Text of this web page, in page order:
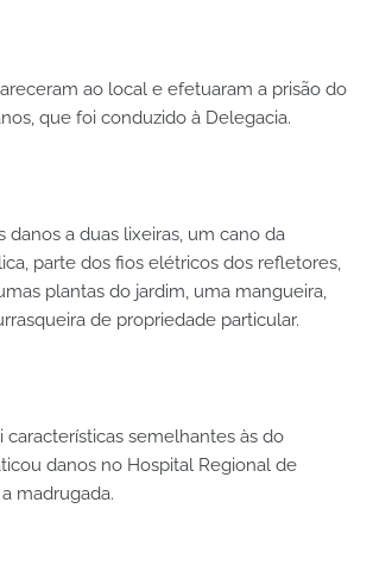
ao local e efetuaram a prisão do
que foi conduzido à Delegacia.
danos a duas lixeiras, um cano da
parte dos fios elétricos dos refletores,
plantas do jardim, uma mangueira,
de propriedade particular.
características semelhantes às do
danos no Hospital Regional de
madrugada.